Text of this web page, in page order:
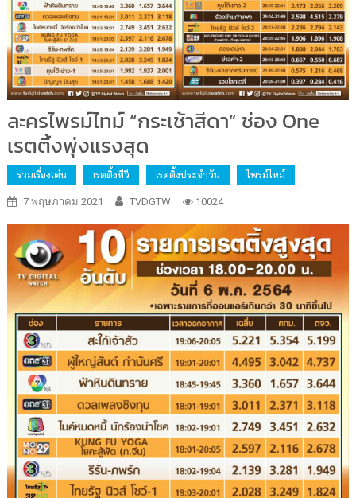
ละครไพรม์ไทม์ “กระเช้าสีดา” ช่อง One
เรตติ้งพุ่งแรงสุด
รวมเรื่องเด่น เรตติ้งทีวี เรตติ้งประจำวัน ไพรม์ไทม์
7 พฤษภาคม 2021 TVDGTW 10024